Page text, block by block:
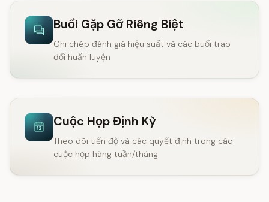
Buổi Gặp Gỡ Riêng Biệt
Ghi chép đánh giá hiệu suất và các buổi trao
đổi huấn luyện
Cuộc Họp Định Kỳ
Theo dõi tiến độ và các quyết định trong các
cuộc họp hàng tuần/tháng